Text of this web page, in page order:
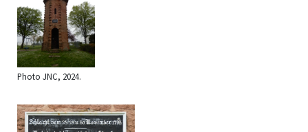
Photo JNC, 2024.